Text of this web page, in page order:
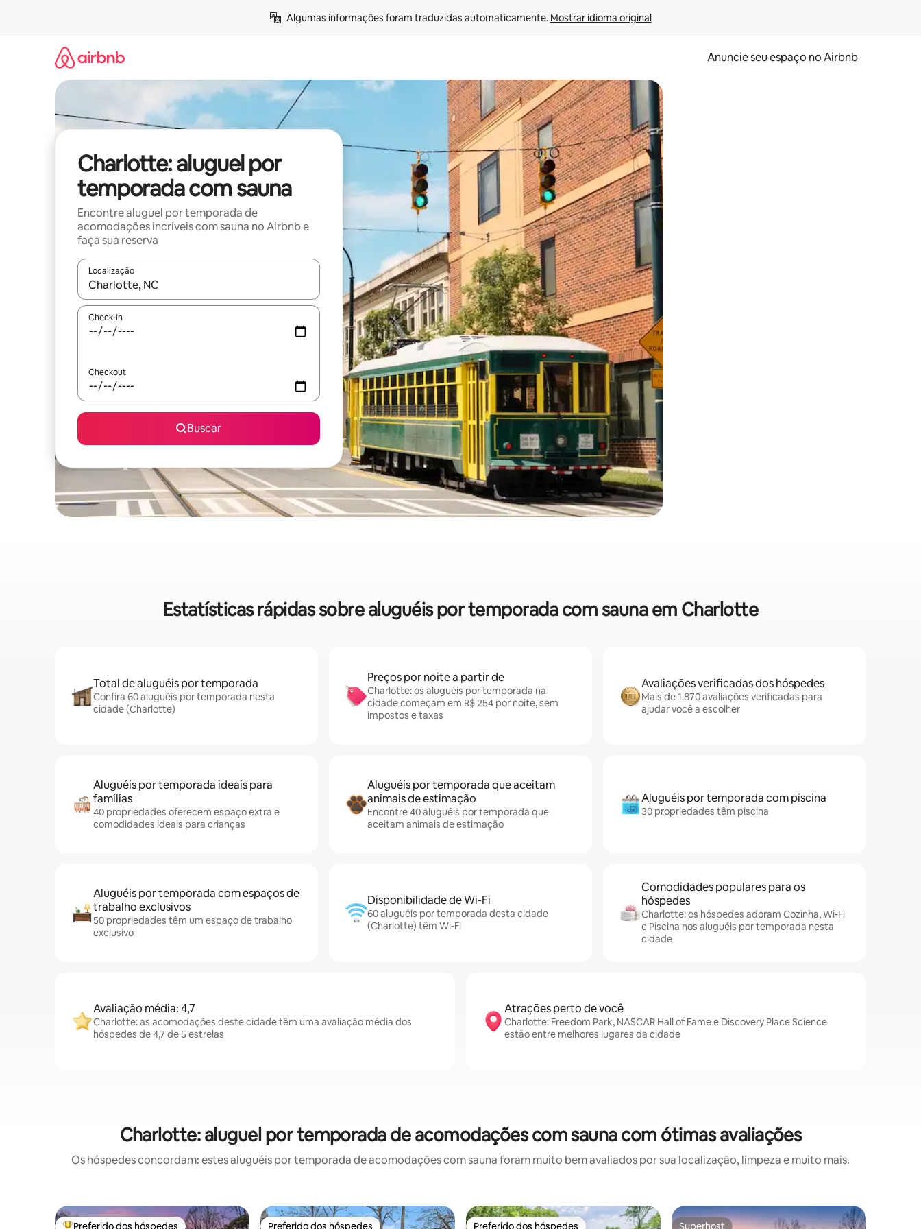
Algumas informações foram traduzidas automaticamente. Mostrar idioma original
Anuncie seu espaço no Airbnb
Charlotte: aluguel por
temporada com sauna
Encontre aluguel por temporada de
acomodações incríveis com sauna no Airbnb e
faça sua reserva
Localização
Quando os resultados estiverem disponíveis, explore-os usando as seta para cima e para baixo do teclado ou tocando e deslizando o dedo na tela.
Check-in
Checkout
Buscar
Estatísticas rápidas sobre aluguéis por temporada com sauna em Charlotte
Total de aluguéis por temporada
Confira 60 aluguéis por temporada nesta
cidade (Charlotte)
Preços por noite a partir de
Charlotte: os aluguéis por temporada na
cidade começam em R$ 254 por noite, sem
impostos e taxas
Avaliações verificadas dos hóspedes
Mais de 1.870 avaliações verificadas para
ajudar você a escolher
Aluguéis por temporada ideais para
famílias
40 propriedades oferecem espaço extra e
comodidades ideais para crianças
Aluguéis por temporada que aceitam
animais de estimação
Encontre 40 aluguéis por temporada que
aceitam animais de estimação
Aluguéis por temporada com piscina
30 propriedades têm piscina
Aluguéis por temporada com espaços de
trabalho exclusivos
50 propriedades têm um espaço de trabalho
exclusivo
Disponibilidade de Wi-Fi
60 aluguéis por temporada desta cidade
(Charlotte) têm Wi-Fi
Comodidades populares para os
hóspedes
Charlotte: os hóspedes adoram Cozinha, Wi-Fi
e Piscina nos aluguéis por temporada nesta
cidade
Avaliação média: 4,7
Charlotte: as acomodações deste cidade têm uma avaliação média dos
hóspedes de 4,7 de 5 estrelas
Atrações perto de você
Charlotte: Freedom Park, NASCAR Hall of Fame e Discovery Place Science
estão entre melhores lugares da cidade
Charlotte: aluguel por temporada de acomodações com sauna com ótimas avaliações
Os hóspedes concordam: estes aluguéis por temporada de acomodações com sauna foram muito bem avaliados por sua localização, limpeza e muito mais.
Preferido dos hóspedes Preferido dos hóspedes Preferido dos hóspedes Superhost